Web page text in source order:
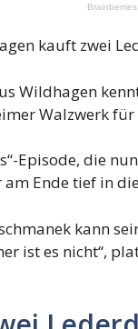
kauft zwei
Wildhagen
Walzwerk
Episode, die
Ende tief in
kann
ist es nicht“,